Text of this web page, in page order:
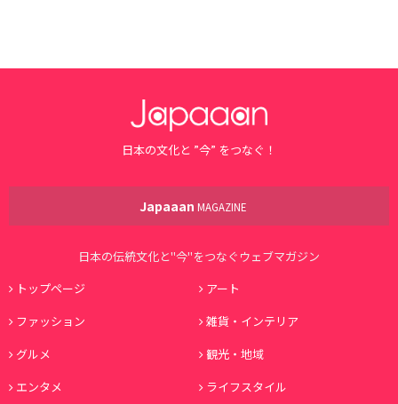
日本の文化と ”今” をつなぐ！
Japaaan MAGAZINE
日本の伝統文化と"今"をつなぐウェブマガジン
トップページ
アート
ファッション
雑貨・インテリア
グルメ
観光・地域
エンタメ
ライフスタイル